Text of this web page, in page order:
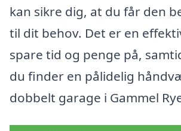
kan sikre dig, at du får den
til dit behov. Det er en
spare tid og penge på,
du finder en pålidelig
dobbelt garage i Gammel